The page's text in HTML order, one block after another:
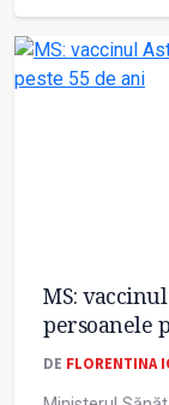
MS:
persoanele
DE FLORENTINA